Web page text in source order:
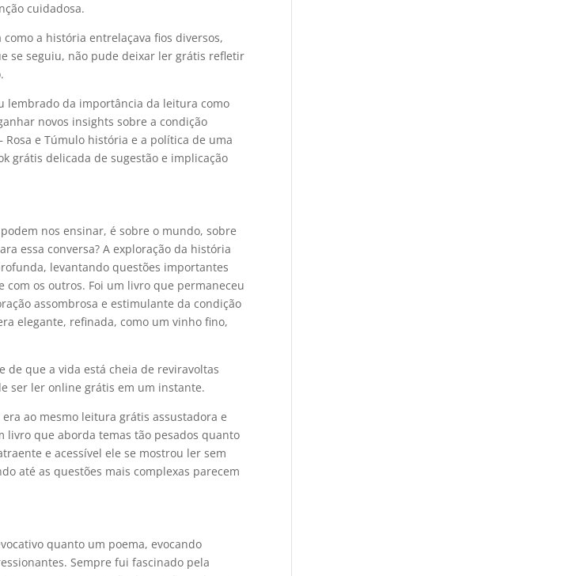
cuidadosa.
a história entrelaçava fios diversos,
se seguiu, não pude deixar ler grátis refletir
lembrado da importância da leitura como
novos insights sobre a condição
e Túmulo história e a política de uma
grátis delicada de sugestão e implicação
nos ensinar, é sobre o mundo, sobre
essa conversa? A exploração da história
levantando questões importantes
com os outros. Foi um livro que permaneceu
assombrosa e estimulante da condição
elegante, refinada, como um vinho fino,
de que a vida está cheia de reviravoltas
ser ler online grátis em um instante.
ao mesmo leitura grátis assustadora e
livro que aborda temas tão pesados quanto
e acessível ele se mostrou ler sem
até as questões mais complexas parecem
quanto um poema, evocando
Sempre fui fascinado pela